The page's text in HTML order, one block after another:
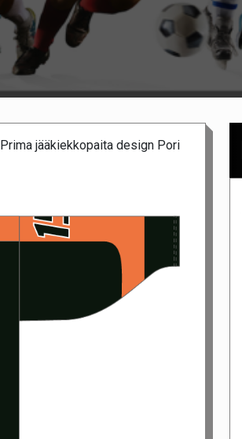
Prima jääkiekkopaita design Pori